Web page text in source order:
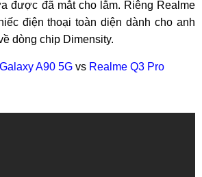
được đã mắt cho lắm. Riêng Realme
điện thoại toàn diện dành cho anh
dòng chip Dimensity.
Galaxy A90 5G vs Realme Q3 Pro